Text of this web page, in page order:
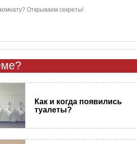
Открываем секреты!
Как и когда появились
туалеты?